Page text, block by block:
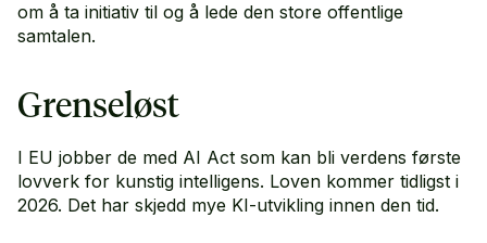
om å ta initiativ til og å lede den store offentlige
samtalen.
Grenseløst
I EU jobber de med AI Act som kan bli verdens første
lovverk for kunstig intelligens. Loven kommer tidligst i
2026. Det har skjedd mye KI-utvikling innen den tid.